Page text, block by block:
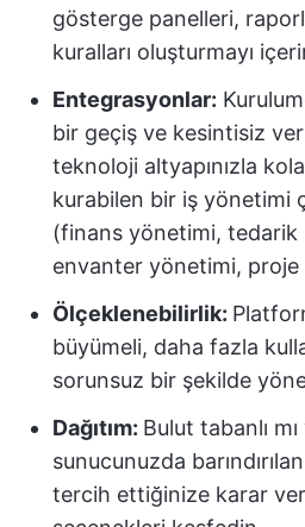
gösterge panelleri,
kuralları oluşturmayı
Entegrasyonlar:
bir geçiş ve kesintisiz
teknoloji altyapınızla
kurabilen bir iş yönetimi
(finans yönetimi,
envanter yönetimi,
Ölçeklenebilirlik:
büyümeli, daha fazla
sorunsuz bir şekilde
Dağıtım: Bulut tabanlı
sunucunuzda
tercih ettiğinize karar